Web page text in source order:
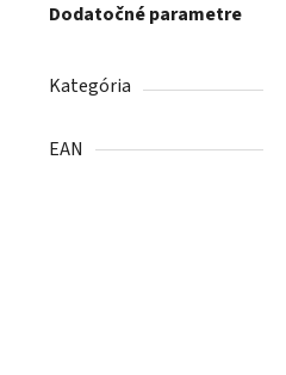
Dodatočné parametre
Kategória
EAN